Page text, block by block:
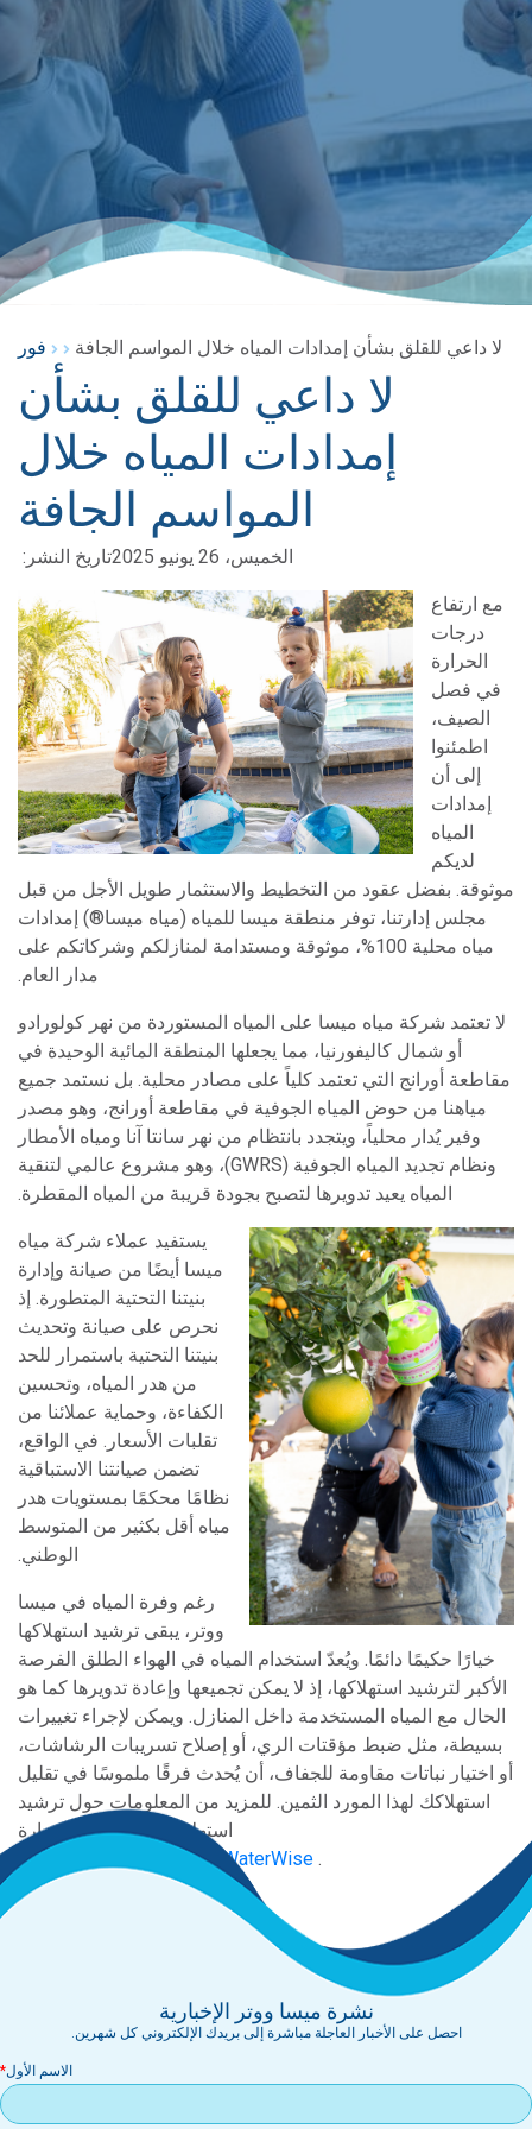
فور لا داعي للقلق بشأن إمدادات المياه خلال المواسم الجافة
لا داعي للقلق بشأن
إمدادات المياه خلال
المواسم الجافة
تاريخ النشر: الخميس، 26 يونيو 2025
مع ارتفاع
درجات
الحرارة
في فصل
الصيف،
اطمئنوا
إلى أن
إمدادات
المياه
لديكم
موثوقة. بفضل عقود من التخطيط والاستثمار طويل الأجل من قبل
مجلس إدارتنا، توفر منطقة ميسا للمياه (مياه ميسا®) إمدادات
مياه محلية 100%، موثوقة ومستدامة لمنازلكم وشركاتكم على
مدار العام.
لا تعتمد شركة مياه ميسا على المياه المستوردة من نهر كولورادو
أو شمال كاليفورنيا، مما يجعلها المنطقة المائية الوحيدة في
مقاطعة أورانج التي تعتمد كلياً على مصادر محلية. بل نستمد جميع
مياهنا من حوض المياه الجوفية في مقاطعة أورانج، وهو مصدر
وفير يُدار محلياً، ويتجدد بانتظام من نهر سانتا آنا ومياه الأمطار
ونظام تجديد المياه الجوفية (GWRS)، وهو مشروع عالمي لتنقية
المياه يعيد تدويرها لتصبح بجودة قريبة من المياه المقطرة.
يستفيد عملاء شركة مياه
ميسا أيضًا من صيانة وإدارة
بنيتنا التحتية المتطورة. إذ
نحرص على صيانة وتحديث
بنيتنا التحتية باستمرار للحد
من هدر المياه، وتحسين
الكفاءة، وحماية عملائنا من
تقلبات الأسعار. في الواقع،
تضمن صيانتنا الاستباقية
نظامًا محكمًا بمستويات هدر
مياه أقل بكثير من المتوسط
​​الوطني.
رغم وفرة المياه في ميسا
ووتر، يبقى ترشيد استهلاكها
خيارًا حكيمًا دائمًا. ويُعدّ استخدام المياه في الهواء الطلق الفرصة
الأكبر لترشيد استهلاكها، إذ لا يمكن تجميعها وإعادة تدويرها كما هو
الحال مع المياه المستخدمة داخل المنازل. ويمكن لإجراء تغييرات
بسيطة، مثل ضبط مؤقتات الري، أو إصلاح تسريبات الرشاشات،
أو اختيار نباتات مقاومة للجفاف، أن يُحدث فرقًا ملموسًا في تقليل
استهلاكك لهذا المورد الثمين. للمزيد من المعلومات حول ترشيد
استهلاك المياه، تفضل بزيارة
MesaWater.org/BeMesaWaterWise
نشرة ميسا ووتر الإخبارية
احصل على الأخبار العاجلة مباشرة إلى بريدك الإلكتروني كل شهرين.
الاسم الأول